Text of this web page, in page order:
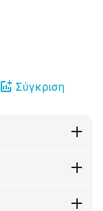
Σύγκριση